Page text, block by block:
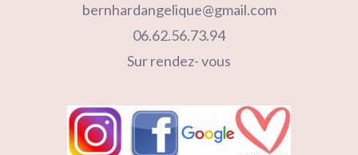
bernhardangelique@gmail.com
06.62.56.73.94
Sur rendez- vous